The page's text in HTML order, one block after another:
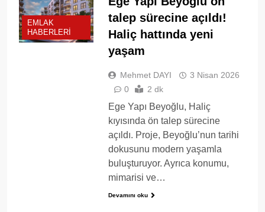
EMLAK
HABERLERI
talep sürecine açıldı!
Haliç hattında yeni
yaşam
Mehmet DAYI
3 Nisan 2026
0
2 dk
Ege Yapı Beyoğlu, Haliç
kıyısında ön talep sürecine
açıldı. Proje, Beyoğlu’nun tarihi
dokusunu modern yaşamla
buluşturuyor. Ayrıca konumu,
mimarisi ve…
Devamını oku